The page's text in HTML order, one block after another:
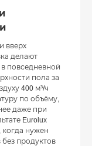
вверх
делают
повседневной
пола за
400 м³/ч
по объёму,
даже при
Eurolux
нужен
продуктов